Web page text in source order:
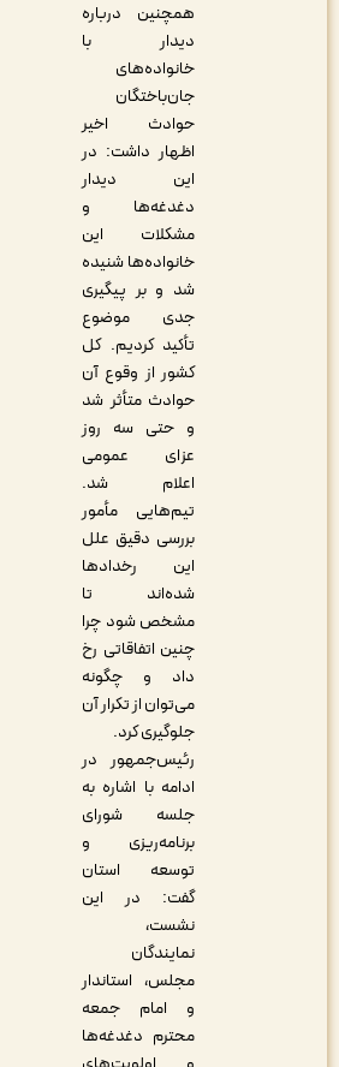
همچنین درباره
دیدار با
خانواده‌های
جان‌باختگان
حوادث اخیر
اظهار داشت: در
این دیدار
دغدغه‌ها و
مشکلات این
خانواده‌ها شنیده
شد و بر پیگیری
جدی موضوع
تأکید کردیم. کل
کشور از وقوع آن
حوادث متأثر شد
و حتی سه روز
عزای عمومی
اعلام شد.
تیم‌هایی مأمور
بررسی دقیق علل
این رخدادها
شده‌اند تا
مشخص شود چرا
چنین اتفاقاتی رخ
داد و چگونه
می‌توان از تکرار آن
جلوگیری کرد.
رئیس‌جمهور در
ادامه با اشاره به
جلسه شورای
برنامه‌ریزی و
توسعه استان
گفت: در این
نمایندگان
مجلس، استاندار
و امام جمعه
محترم دغدغه‌ها